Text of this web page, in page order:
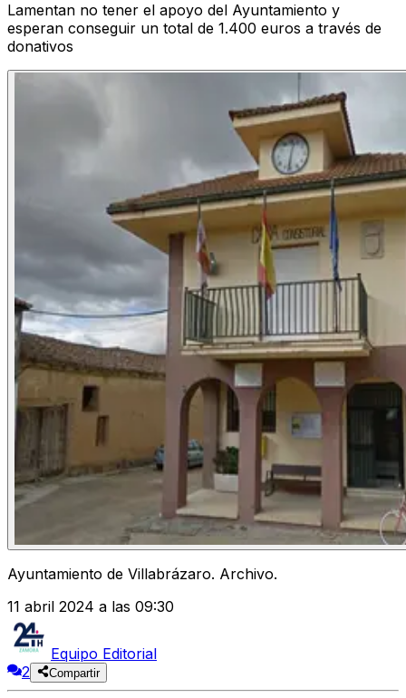
Lamentan no tener el apoyo del Ayuntamiento y
esperan conseguir un total de 1.400 euros a través de
donativos
Ayuntamiento de Villabrázaro. Archivo.
11 abril 2024 a las 09:30
Equipo Editorial
2
Compartir